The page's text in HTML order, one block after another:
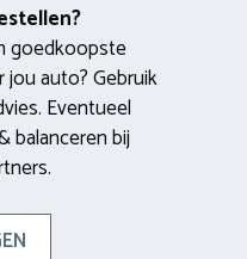
goedkoopste
auto? Gebruik
Eventueel
balanceren bij